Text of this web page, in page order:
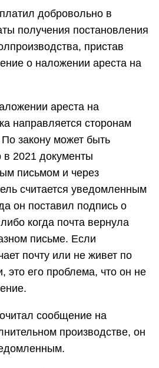
добровольно в
получения постановления
пристав
о наложении ареста на
ареста на
направляется сторонам
закону может быть
в 2021 документы
письмом и через
считается уведомленным
он поставил подпись о
когда почта вернула
письме. Если
почту или не живет по
это его проблема, что он не
сообщение на
производстве, он